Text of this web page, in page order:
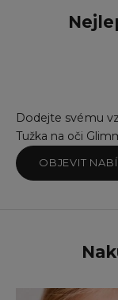
Dodejte svému
Tužka na oči
OBJEVIT